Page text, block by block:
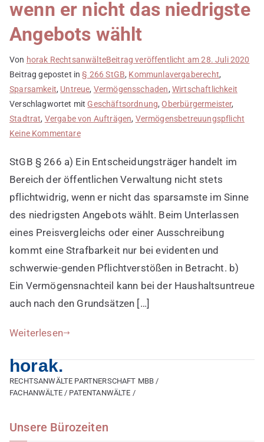
wenn er nicht das niedrigste
Angebots wählt
Von horak RechtsanwälteBeitrag veröffentlicht am28. Juli 2020
Beitrag gepostet in§ 266 StGB, Kommunlavergaberecht,
Sparsamkeit, Untreue, Vermögensschaden, Wirtschaftlichkeit
Verschlagwortet mit Geschäftsordnung,Oberbürgermeister,
Stadtrat, Vergabe von Aufträgen, Vermögensbetreuungspflicht
Keine Kommentarezu
Entscheidungsträger
handelt
der
öffentlichen
Verwaltung
nicht
stets
wenn
Angebots
wählt
StGB § 266 a) Ein Entscheidungsträger handelt im
Bereich der öffentlichen Verwaltung nicht stets
pflichtwidrig, wenn er nicht das sparsamste im Sinne
des niedrigsten Angebots wählt. Beim Unterlassen
eines Preisvergleichs oder einer Ausschreibung
kommt eine Strafbarkeit nur bei evidenten und
schwerwie-genden Pflichtverstößen in Betracht. b)
Ein Vermögensnachteil kann bei der Haushaltsuntreue
auch nach den Grundsätzen […]
Weiterlesen
horak.
RECHTSANWÄLTE PARTNERSCHAFT MBB /
FACHANWÄLTE / PATENTANWÄLTE /
Unsere Bürozeiten